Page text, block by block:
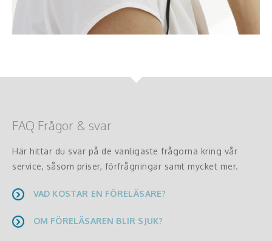
FAQ Frågor & svar
Här hittar du svar på de vanligaste frågorna kring vår
service, såsom priser, förfrågningar samt mycket mer.
VAD KOSTAR EN FÖRELÄSARE?
OM FÖRELÄSAREN BLIR SJUK?